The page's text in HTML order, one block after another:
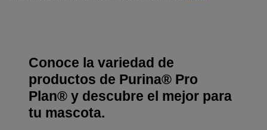
Conoce la variedad de
productos de Purina® Pro
Plan® y descubre el mejor para
tu mascota.